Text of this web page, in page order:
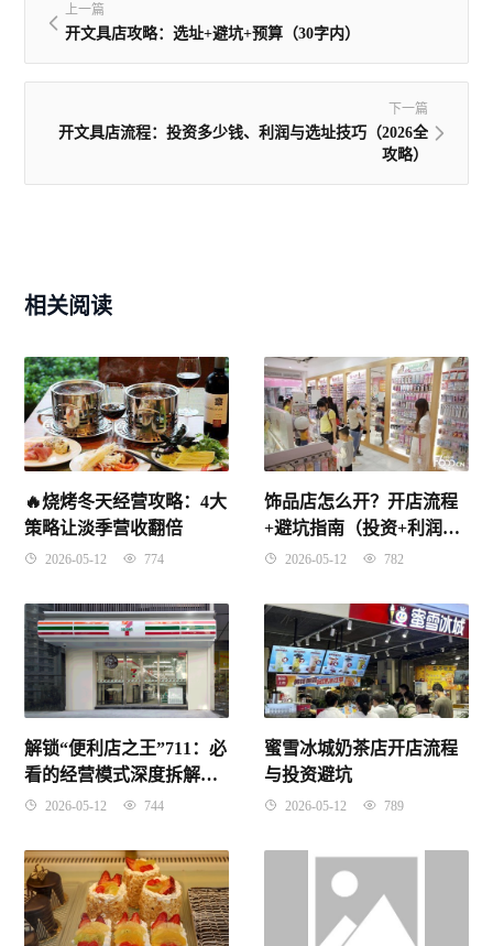
上一篇
开文具店攻略：选址+避坑+预算（30字内）
下一篇
开文具店流程：投资多少钱、利润与选址技巧（2026全
攻略）
相关阅读
🔥烧烤冬天经营攻略：4大
策略让淡季营收翻倍
2026-05-12 774
饰品店怎么开？开店流程
+避坑指南（投资+利润
+选址+进货）
2026-05-12 782
解锁“便利店之王”711：必
看的经营模式深度拆解与
加盟避坑实战指南
2026-05-12 744
蜜雪冰城奶茶店开店流程
与投资避坑
2026-05-12 789